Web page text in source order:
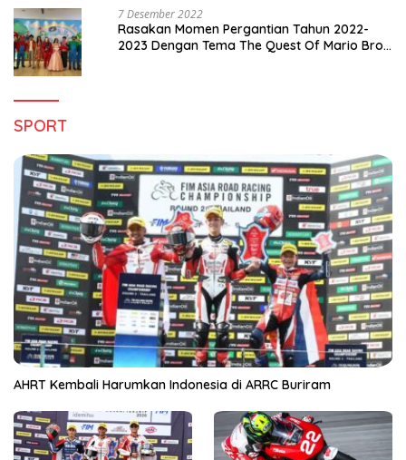
7 Desember 2022
Rasakan Momen Pergantian Tahun 2022-
2023 Dengan Tema The Quest Of Mario Bros
SPORT
AHRT Kembali Harumkan Indonesia di ARRC Buriram